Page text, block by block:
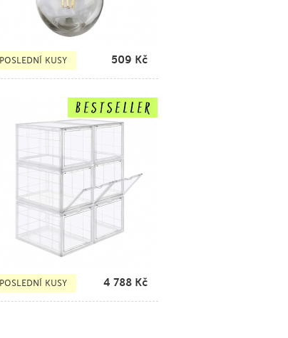
POSLEDNÍ KUSY 509 Kč
POSLEDNÍ KUSY 4 788 Kč